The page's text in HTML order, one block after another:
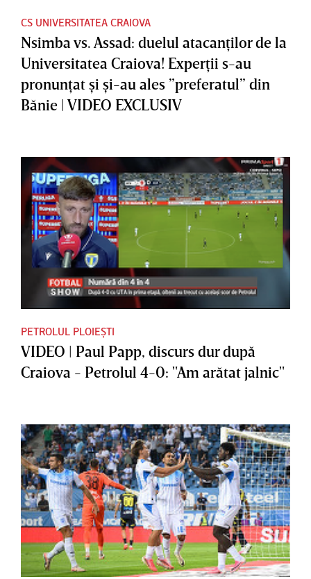
CS UNIVERSITATEA CRAIOVA
Nsimba vs. Assad: duelul atacanţilor de la
Universitatea Craiova! Experţii s-au
pronunţat şi şi-au ales ”preferatul” din
Bănie | VIDEO EXCLUSIV
PETROLUL PLOIEȘTI
VIDEO | Paul Papp, discurs dur după
Craiova - Petrolul 4-0: "Am arătat jalnic"